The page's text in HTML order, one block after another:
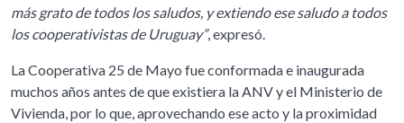
más grato de todos los saludos, y extiendo ese saludo a todos
los cooperativistas de Uruguay”, expresó.
La Cooperativa 25 de Mayo fue conformada e inaugurada
muchos años antes de que existiera la ANV y el Ministerio de
Vivienda, por lo que, aprovechando ese acto y la proximidad